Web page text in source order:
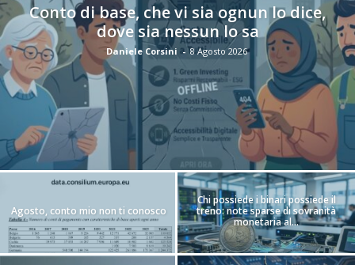
Conto di base, che vi sia ognun lo dice,
dove sia nessun lo sa
Daniele Corsini - 8 Agosto 2026
Agosto, conto mio non ti conosco
Chi possiede i binari possiede il
treno: note sparse di sovranità
monetaria al...